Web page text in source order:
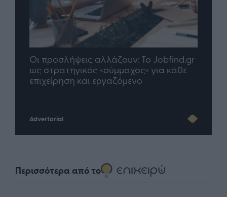
To Jobfind.gr
για κάθε
TP Greece: Πώς διαμορφώνεται
μέλλον του Insurance στην
Advertorial
Περισσότερα από το